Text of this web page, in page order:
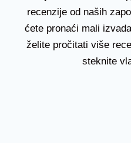
recenzije od naših
ćete pronaći mali
želite pročitati više
steknite